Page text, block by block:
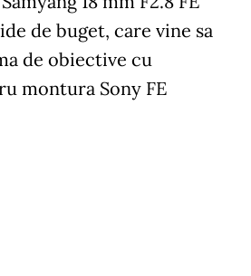
de buget, care vine sa
de obiective cu
montura Sony FE